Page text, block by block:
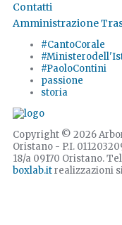
Contatti
Amministrazione
#CantoCorale
#PaoloContini
passione
storia
Copyright © 2026
Oristano - P.I.
18/a 09170 Oristano.
boxlab.itrealizzazioni